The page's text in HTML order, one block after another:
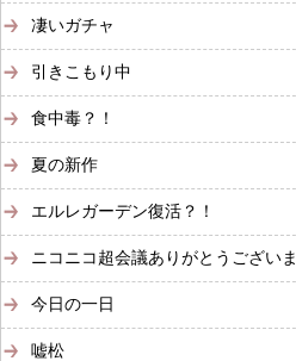
凄いガチャ
引きこもり中
食中毒？！
夏の新作
エルレガーデン復活？！
ニコニコ超会議ありがとうござい
今日の一日
嘘松